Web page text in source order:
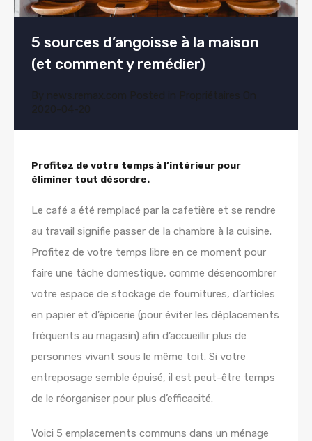
5 sources d’angoisse à la maison
(et comment y remédier)
Profitez de votre temps à l’intérieur pour
éliminer tout désordre.
Le café a été remplacé par la cafetière et se rendre
au travail signifie passer de la chambre à la cuisine.
Profitez de votre temps libre en ce moment pour
faire une tâche domestique, comme désencombrer
votre espace de stockage de fournitures, d’articles
en papier et d’épicerie (pour éviter les déplacements
fréquents au magasin) afin d’accueillir plus de
personnes vivant sous le même toit. Si votre
entreposage semble épuisé, il est peut-être temps
de le réorganiser pour plus d’efficacité.
Voici 5 emplacements communs dans un ménage